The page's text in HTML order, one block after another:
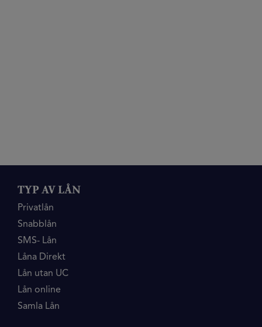
TYP AV LÅN
Privatlån
Snabblån
SMS- Lån
Låna Direkt
Lån utan UC
Lån online
Samla Lån